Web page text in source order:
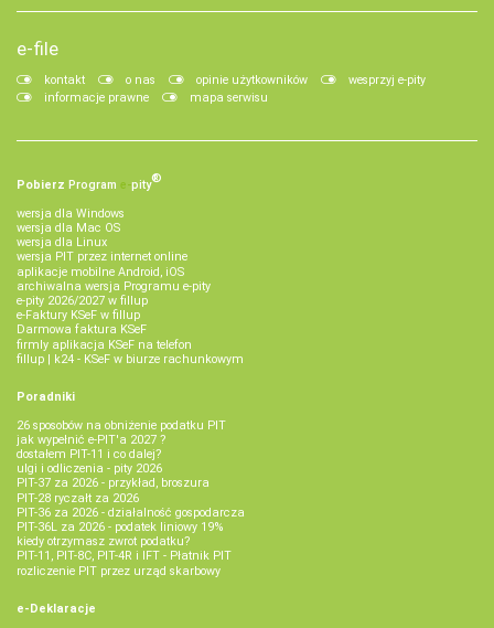
e-file
kontakt o nas opinie użytkowników
wesprzyj e-pity
informacje prawne
mapa serwisu
Pobierz Program e‑pity®
wersja dla Windows
wersja dla Mac OS
wersja dla Linux
wersja PIT przez internet online
aplikacje mobilne Android, iOS
archiwalna wersja Programu e-pity
e-pity 2026/2027 w fillup
e‑Faktury KSeF w fillup
Darmowa faktura KSeF
firmly aplikacja KSeF na telefon
fillup | k24 - KSeF w biurze rachunkowym
Poradniki
26 sposobów na obniżenie podatku PIT
jak wypełnić e-PIT'a 2027 ?
dostałem PIT-11 i co dalej?
ulgi i odliczenia - pity 2026
PIT-37 za 2026 - przykład, broszura
PIT-28 ryczałt za 2026
PIT-36 za 2026 - działalność gospodarcza
PIT-36L za 2026 - podatek liniowy 19%
kiedy otrzymasz zwrot podatku?
PIT-11, PIT-8C, PIT-4R i IFT - Płatnik PIT
rozliczenie PIT przez urząd skarbowy
e-Deklaracje